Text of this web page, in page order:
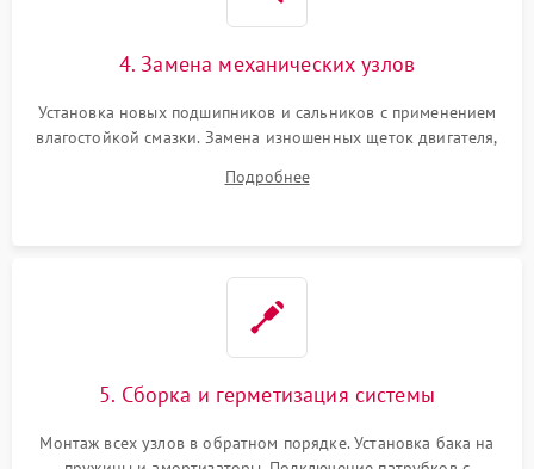
4. Замена механических узлов
Установка новых подшипников и сальников с применением
влагостойкой смазки. Замена изношенных щеток двигателя,
или поврежденной резиновой манжеты.
Подробнее
5. Сборка и герметизация системы
Монтаж всех узлов в обратном порядке. Установка бака на